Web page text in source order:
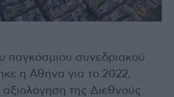
παγκόσμιου συνεδριακού
η Αθήνα για το 2022,
της Διεθνούς